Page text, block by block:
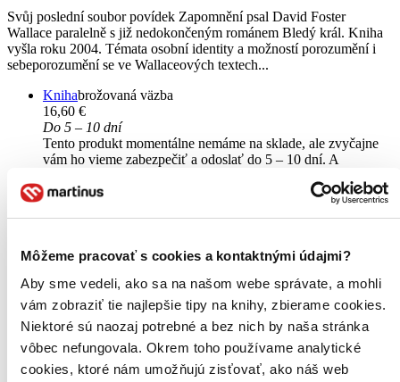
Môžeme pracovať s cookies a kontaktnými údajmi?
Aby sme vedeli, ako sa na našom webe správate, a mohli
vám zobraziť tie najlepšie tipy na knihy, zbierame cookies.
Niektoré sú naozaj potrebné a bez nich by naša stránka
vôbec nefungovala. Okrem toho používame analytické
cookies, ktoré nám umožňujú zisťovať, ako náš web
Svůj poslední soubor povídek Zapomnění psal David Foster
Wallace paralelně s již nedokončeným románem Bledý král. Kniha
vyšla roku 2004. Témata osobní identity a možností porozumění i
sebeporozumění se ve Wallaceových textech...
Knihabrožovaná väzba
16,60 €
Do 5 – 10 dní
Tento produkt momentálne nemáme na sklade, ale zvyčajne
vám ho vieme zabezpečiť a odoslať do 5 – 10 dní. A
Pridať do zoznamu